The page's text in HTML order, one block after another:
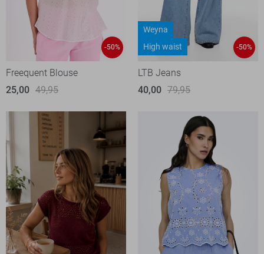
-50%
Freequent Blouse
25,00 49,95
Weyna
High waist
-50%
LTB Jeans
40,00 79,95